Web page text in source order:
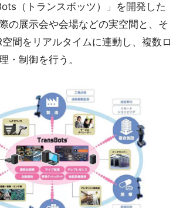
（トランスボッツ）」を開発した
の展示会や会場などの実空間と、そ
間をリアルタイムに連動し、複数ロ
・制御を行う。